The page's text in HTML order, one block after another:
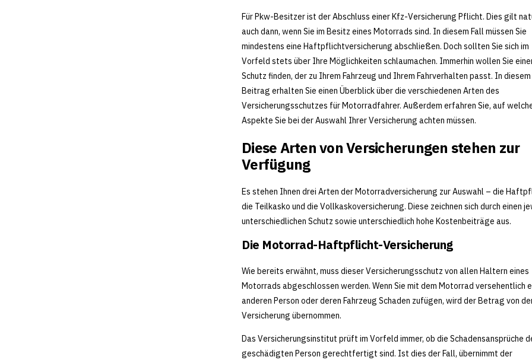
Für Pkw-Besitzer ist der Abschluss einer Kfz-Versicherung Pflicht. Dies gilt
auch dann, wenn Sie im Besitz eines Motorrads sind. In diesem Fall müssen Sie
mindestens eine Haftpflichtversicherung abschließen. Doch sollten Sie sich im
Vorfeld stets über Ihre Möglichkeiten schlaumachen. Immerhin wollen Sie
Schutz finden, der zu Ihrem Fahrzeug und Ihrem Fahrverhalten passt. In diesem
Beitrag erhalten Sie einen Überblick über die verschiedenen Arten des
Versicherungsschutzes für Motorradfahrer. Außerdem erfahren Sie, auf
Aspekte Sie bei der Auswahl Ihrer Versicherung achten müssen.
Diese Arten von Versicherungen stehen zur
Verfügung
Es stehen Ihnen drei Arten der Motorradversicherung zur Auswahl – die
die Teilkasko und die Vollkaskoversicherung. Diese zeichnen sich durch einen
unterschiedlichen Schutz sowie unterschiedlich hohe Kostenbeiträge aus.
Die Motorrad-Haftpflicht-Versicherung
Wie bereits erwähnt, muss dieser Versicherungsschutz von allen Haltern eines
Motorrads abgeschlossen werden. Wenn Sie mit dem Motorrad versehentlich
anderen Person oder deren Fahrzeug Schaden zufügen, wird der Betrag von
Versicherung übernommen.
Das Versicherungsinstitut prüft im Vorfeld immer, ob die Schadensansprüche
geschädigten Person gerechtfertigt sind. Ist dies der Fall, übernimmt der